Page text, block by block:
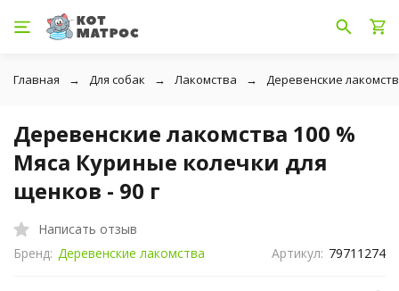
Главная Для собак Лакомства Деревенские
Деревенские лакомства 100 %
Мяса Куриные колечки для
щенков - 90 г
Написать отзыв
Бренд: Деревенские лакомства Артикул: 79711274